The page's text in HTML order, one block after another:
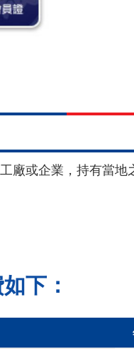
永
廠或企業，持有當
下：